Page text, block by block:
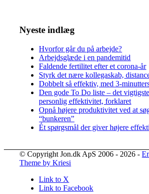
Nyeste indlæg
Hvorfor går du på arbejde?
Arbejdsglæde i en pandemitid
Faldende fertilitet efter et corona-år
Styrk det nære kollegaskab,
Dobbelt så effektiv, med 3-
Den gode To Do liste – det
personlig effektivitet, forklaret
Opnå højere produktivitet ved at
“bunkeren”
Ét spørgsmål der giver højere
© Copyright Jon.dk ApS 2006 - 2026 -
Theme by Kriesi
Link to X
Link to Facebook